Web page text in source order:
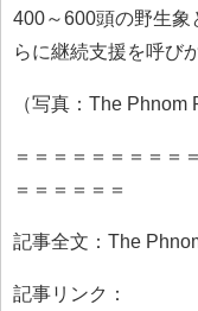
400～600頭の野生象
らに継続支援を呼び
（写真：The Phnom
＝＝＝＝＝＝＝＝＝
＝＝＝＝＝＝
記事全文：The
記事リンク：